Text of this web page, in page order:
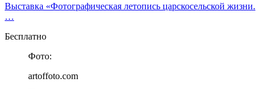
Выставка «Фотографическая летопись царскосельской жизни.
…
Бесплатно
Фото:
artoffoto.com